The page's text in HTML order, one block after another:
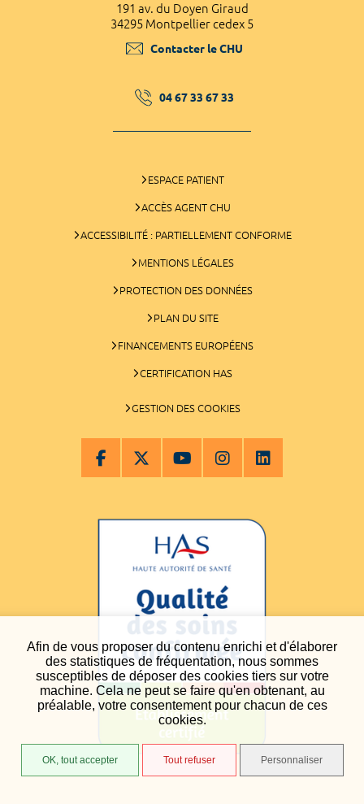
Afin de vous proposer du contenu enrichi et d'élaborer
des statistiques de fréquentation, nous sommes
susceptibles de déposer des cookies tiers sur votre
machine. Cela ne peut se faire qu'en obtenant, au
préalable, votre consentement pour chacun de ces
cookies.
OK, tout accepter Tout refuser Personnaliser
191 av. du Doyen Giraud
34295 Montpellier cedex 5
Contacter le CHU
04 67 33 67 33
ESPACE PATIENT
ACCÈS AGENT CHU
ACCESSIBILITÉ : PARTIELLEMENT CONFORME
MENTIONS LÉGALES
PROTECTION DES DONNÉES
PLAN DU SITE
FINANCEMENTS EUROPÉENS
CERTIFICATION HAS
GESTION DES COOKIES